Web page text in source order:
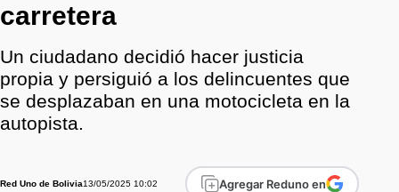
carretera
Un ciudadano decidió hacer justicia
propia y persiguió a los delincuentes que
se desplazaban en una motocicleta en la
autopista.
Red Uno de Bolivia13/05/2025 10:02 Agregar Reduno en